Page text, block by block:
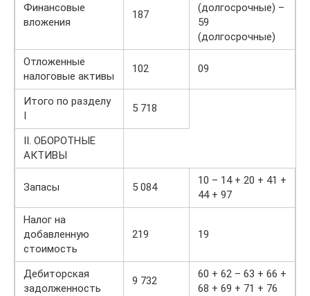
Финансовые
вложения
187
(долгосрочные) –
59
(долгосрочные)
Отложенные
налоговые активы
102 09
Итого по разделу
I
5 718
II. ОБОРОТНЫЕ
АКТИВЫ
Запасы 5 084
10 – 14 + 20 + 41 +
44 + 97
Налог на
добавленную
стоимость
219 19
Дебиторская
задолженность
9 732
60 + 62 – 63 + 66 +
68 + 69 + 71 + 76